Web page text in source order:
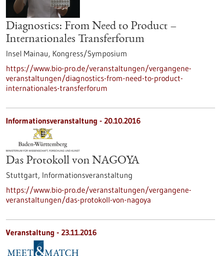
Diagnostics: From Need to Product –
Internationales Transferforum
Insel Mainau, Kongress/Symposium
https://www.bio-pro.de/veranstaltungen/vergangene-
veranstaltungen/diagnostics-from-need-to-product-
internationales-transferforum
Informationsveranstaltung - 20.10.2016
Das Protokoll von NAGOYA
Stuttgart, Informationsveranstaltung
https://www.bio-pro.de/veranstaltungen/vergangene-
veranstaltungen/das-protokoll-von-nagoya
Veranstaltung - 23.11.2016